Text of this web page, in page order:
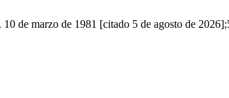
de marzo de 1981 [citado 5 de agosto de